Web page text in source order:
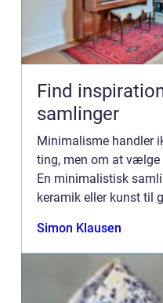
Find
samlinger
Minimalisme handler
ting, men om at vælge
En minimalistisk
keramik eller kunst til
Simon Klausen